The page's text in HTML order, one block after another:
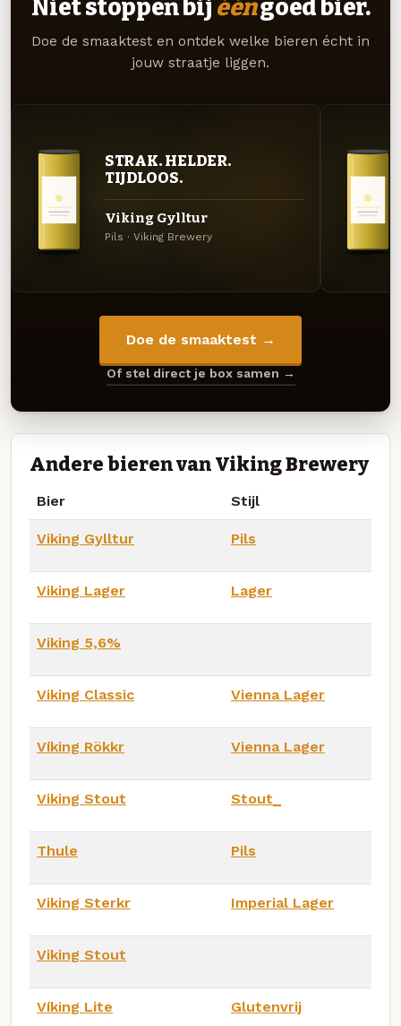
Niet stoppen bij ééngoed bier.
Doe de smaaktest en ontdek welke bieren écht in
jouw straatje liggen.
STRAK. HELDER.
TIJDLOOS.
Viking Gylltur
Pils · Viking Brewery
Doe de smaaktest →
Of stel direct je box samen →
Andere bieren van Viking Brewery
Bier Stijl
Viking Gylltur Pils
Viking Lager Lager
Viking 5,6%
Viking Classic Vienna Lager
Víking Rökkr Vienna Lager
Viking Stout Stout_
Thule Pils
Viking Sterkr Imperial Lager
Viking Stout
Víking Lite Glutenvrij